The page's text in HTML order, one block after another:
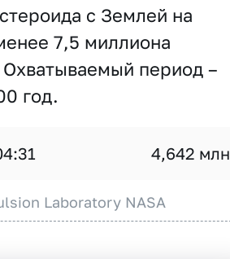
с Землей на
7,5 миллиона
период –
год.
4,642
Laboratory NASA